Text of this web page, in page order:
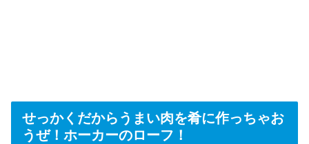
せっかくだからうまい肉を肴に作っちゃお
うぜ！ホーカーのローフ！